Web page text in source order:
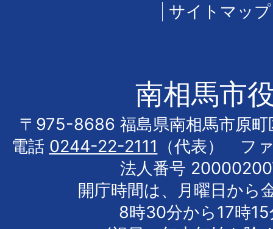
サイトマップ
南相馬市
〒975-8686 福島県南相馬市原町
電話 0244-22-2111
（代表） フ
法人番号
開庁時間は、月曜日から
8時30分から17時